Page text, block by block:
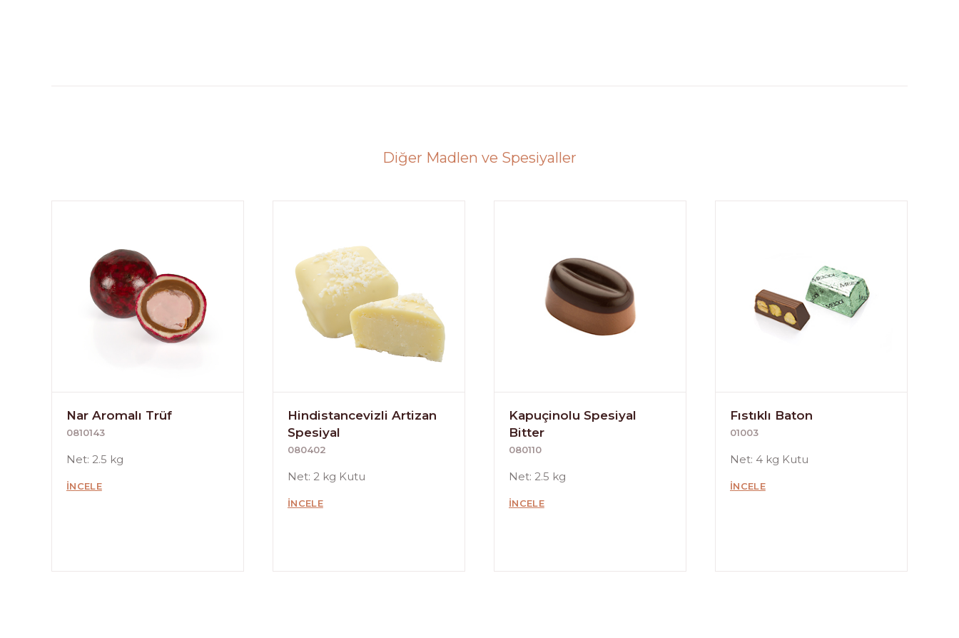
Diğer Madlen ve Spesiyaller
Nar Aromalı Trüf
0810143
Net: 2.5 kg
İNCELE
Hindistancevizli Artizan
Spesiyal
080402
Net: 2 kg Kutu
İNCELE
Kapuçinolu Spesiyal
Bitter
080110
Net: 2.5 kg
İNCELE
Fıstıklı Baton
01003
Net: 4 kg Kutu
İNCELE